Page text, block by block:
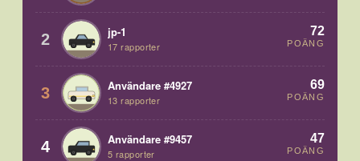
2 jp-1
17 rapporter
72
POÄNG
3 Användare #4927
13 rapporter
69
POÄNG
4 Användare #9457
5 rapporter
47
POÄNG